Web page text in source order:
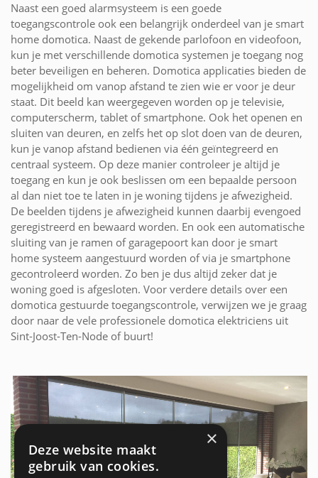
Naast een goed alarmsysteem is een goede
toegangscontrole ook een belangrijk onderdeel van je smart
home domotica. Naast de gekende parlofoon en videofoon,
kun je met verschillende domotica systemen je toegang nog
beter beveiligen en beheren. Domotica applicaties bieden de
mogelijkheid om vanop afstand te zien wie er voor je deur
staat. Dit beeld kan weergegeven worden op je televisie,
computerscherm, tablet of smartphone. Ook het openen en
sluiten van deuren, en zelfs het op slot doen van de deuren,
kun je vanop afstand bedienen via één geïntegreerd en
centraal systeem. Op deze manier controleer je altijd je
toegang en kun je ook beslissen om een bepaalde persoon
al dan niet toe te laten in je woning tijdens je afwezigheid.
De beelden tijdens je afwezigheid kunnen daarbij evengoed
geregistreerd en bewaard worden. En ook een automatische
sluiting van je ramen of garagepoort kan door je smart
home systeem aangestuurd worden of via je smartphone
gecontroleerd worden. Zo ben je dus altijd zeker dat je
woning goed is afgesloten. Voor verdere details over een
domotica gestuurde toegangscontrole, verwijzen we je graag
door naar de vele professionele domotica elektriciens uit
Sint-Joost-Ten-Node of buurt!
×
Deze website maakt
gebruik van cookies.